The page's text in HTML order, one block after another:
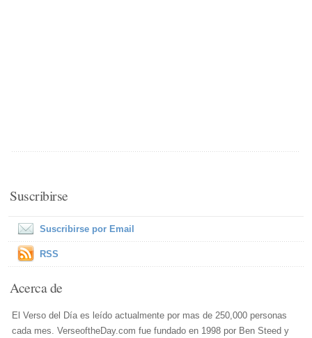
Suscribirse
Suscribirse por Email
RSS
Acerca de
El Verso del Día es leído actualmente por mas de 250,000 personas
cada mes. VerseoftheDay.com fue fundado en 1998 por Ben Steed y